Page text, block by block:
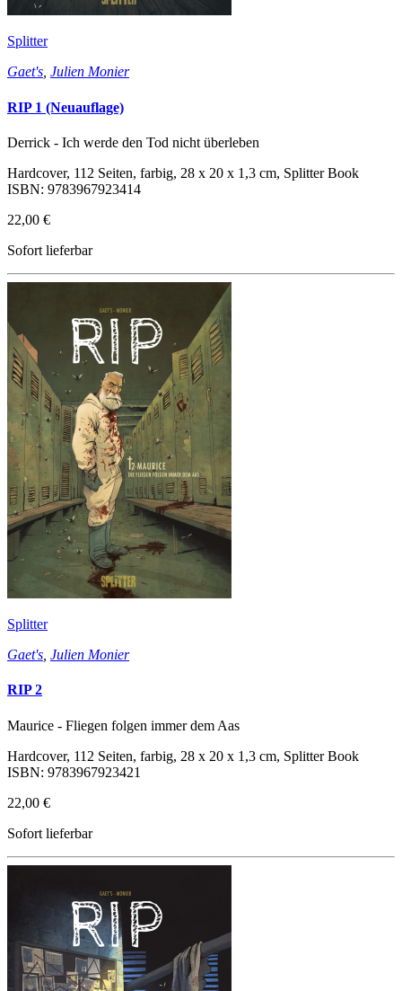
Splitter
Gaet's, Julien Monier
RIP 1 (Neuauflage)
Derrick - Ich werde den Tod nicht überleben
Hardcover, 112 Seiten, farbig, 28 x 20 x 1,3 cm, Splitter Book
ISBN: 9783967923414
22,00 €
Sofort lieferbar
Splitter
Gaet's Julien Monier
RIP 2
Maurice - Fliegen folgen immer dem Aas
Hardcover, 112 Seiten, farbig, 28 x 20 x 1,3 cm, Splitter Book
ISBN: 9783967923421
22,00 €
Sofort lieferbar